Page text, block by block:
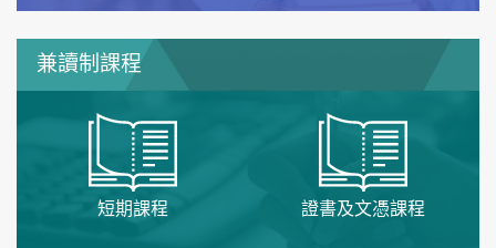
兼讀制課程
短期課程 證書及文憑課程